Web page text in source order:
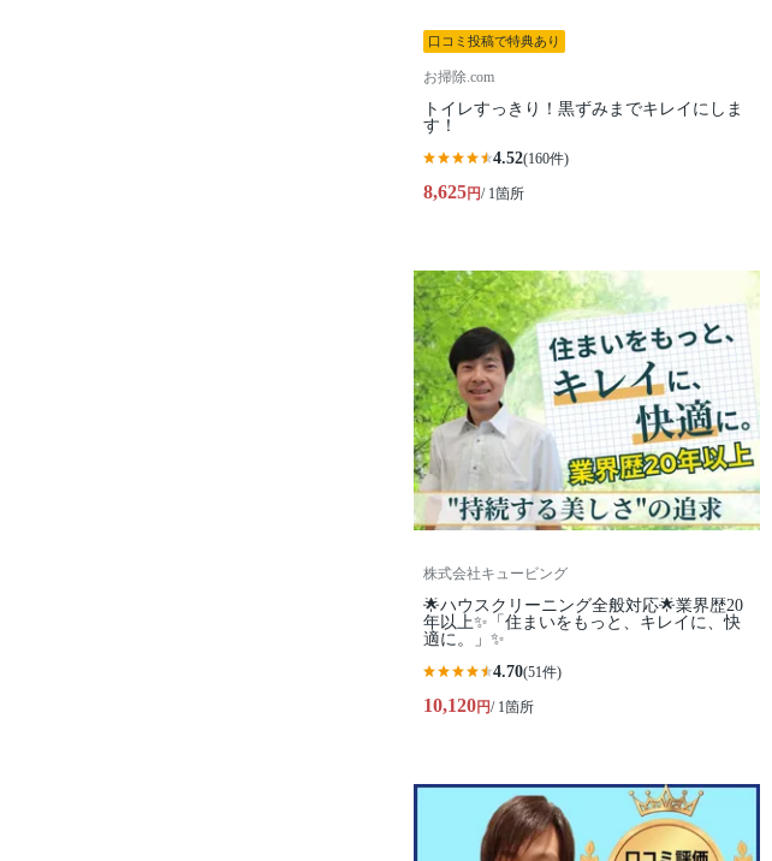
口コミ投稿で特典あり
お掃除.com
トイレすっきり！黒ずみまでキレイにしま
す！
4.52(160件)
8,625円/ 1箇所
株式会社キュービング
🌟ハウスクリーニング全般対応🌟業界歴20
年以上✨「住まいをもっと、キレイに、快
適に。」✨
4.70(51件)
10,120円/ 1箇所